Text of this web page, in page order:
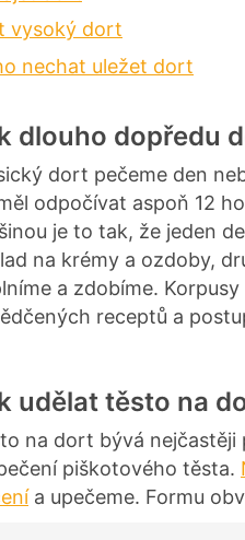
vysoký dort
nechat uležet dort
dlouho dopředu
dort pečeme den
odpočívat aspoň 12
je to tak, že jeden
na krémy a ozdoby,
a zdobíme.
receptů a
udělat těsto na
na dort bývá nejčastěji
piškotového těsta.
a upečeme. Formu